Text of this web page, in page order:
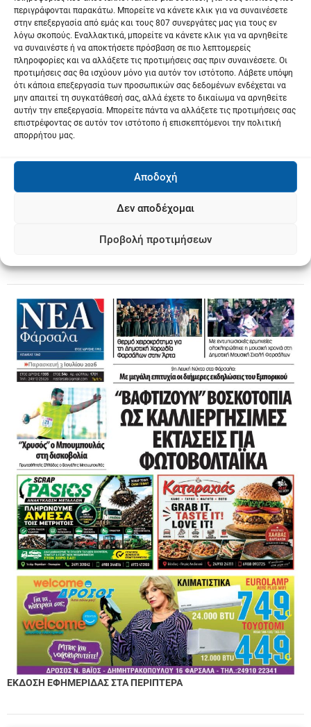
περιγράφονται παρακάτω. Μπορείτε να κάνετε κλικ για να συναινέσετε
στην επεξεργασία από εμάς και τους 807 συνεργάτες μας για τους εν
λόγω σκοπούς. Εναλλακτικά, μπορείτε να κάνετε κλικ για να αρνηθείτε
να συναινέστε ή να αποκτήσετε πρόσβαση σε πιο λεπτομερείς
πληροφορίες και να αλλάξετε τις προτιμήσεις σας πριν συναινέσετε. Οι
προτιμήσεις σας θα ισχύουν μόνο για αυτόν τον ιστότοπο. Λάβετε υπόψη
ότι κάποια επεξεργασία των προσωπικών σας δεδομένων ενδέχεται να
μην απαιτεί τη συγκατάθεσή σας, αλλά έχετε το δικαίωμα να αρνηθείτε
αυτήν την επεξεργασία. Μπορείτε πάντα να αλλάξετε τις προτιμήσεις σας
επιστρέφοντας σε αυτόν τον ιστότοπο ή επισκεπτόμενοι την πολιτική
απορρήτου μας.
Αποδοχή
Δεν αποδέχομαι
Προβολή προτιμήσεων
ΕΚΔΟΣΗ ΕΦΗΜΕΡΙΔΑΣ ΣΤΑ ΠΕΡΙΠΤΕΡΑ